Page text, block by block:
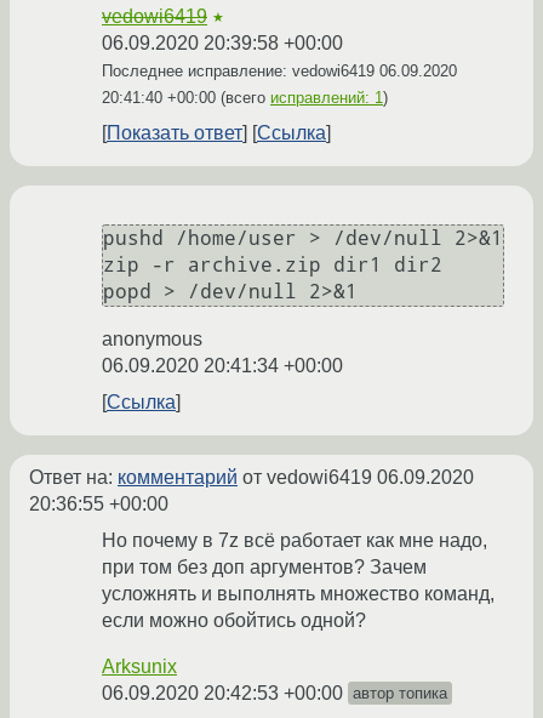
vedowi6419 ★
06.09.2020 20:39:58 +00:00
Последнее исправление: vedowi6419 06.09.2020
20:41:40 +00:00 (всего исправлений: 1)
Показать ответ Ссылка
pushd /home/user > /dev/null 2>&1
zip -r archive.zip dir1 dir2
anonymous
06.09.2020 20:41:34 +00:00
Ссылка
Ответ на: комментарий от vedowi6419 06.09.2020
20:36:55 +00:00
Но почему в 7z всё работает как мне надо,
при том без доп аргументов? Зачем
усложнять и выполнять множество команд,
если можно обойтись одной?
Arksunix
06.09.2020 20:42:53 +00:00 автор топика